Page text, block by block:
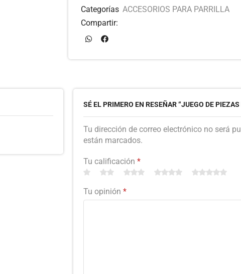
Categorías ACCESORIOS PARA PARRILLA
Compartir:
SÉ EL PRIMERO EN RESEÑAR “JUEGO DE
Tu dirección de correo electrónico no será
están marcados.
Tu calificación *
Tu opinión *